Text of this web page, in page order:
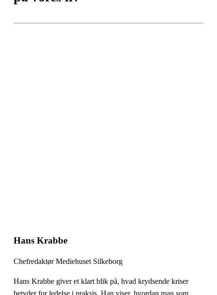
Hans Krabbe
Chefredaktør Mediehuset Silkeborg
Hans Krabbe giver et klart blik på, hvad krydsende kriser